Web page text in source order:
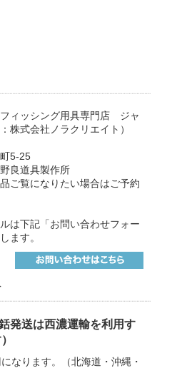
ィッシング用具専門店 ジャ
株式会社ノラクリエイト）
5-25
良道具製作所
ご覧になりたい場合はご予約
は下記「お問い合わせフォー
ます。
発送は西濃運輸を利用す
なります。（北海道・沖縄・